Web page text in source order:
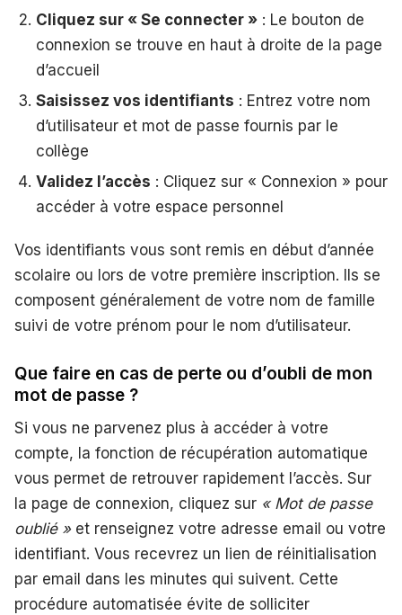
Cliquez sur « Se connecter » : Le bouton de
connexion se trouve en haut à droite de la page
d’accueil
Saisissez vos identifiants : Entrez votre nom
d’utilisateur et mot de passe fournis par le
collège
Validez l’accès : Cliquez sur « Connexion » pour
accéder à votre espace personnel
Vos identifiants vous sont remis en début d’année
scolaire ou lors de votre première inscription. Ils se
composent généralement de votre nom de famille
suivi de votre prénom pour le nom d’utilisateur.
Que faire en cas de perte ou d’oubli de mon
mot de passe ?
Si vous ne parvenez plus à accéder à votre
compte, la fonction de récupération automatique
vous permet de retrouver rapidement l’accès. Sur
la page de connexion, cliquez sur « Mot de passe
oublié »et renseignez votre adresse email ou votre
identifiant. Vous recevrez un lien de réinitialisation
par email dans les minutes qui suivent. Cette
procédure automatisée évite de solliciter